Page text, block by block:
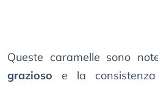
Queste caramelle sono
grazioso e la